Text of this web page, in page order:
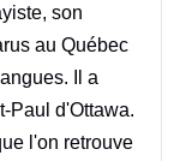
son
au Québec
Il a
Paul d'Ottawa.
l'on retrouve